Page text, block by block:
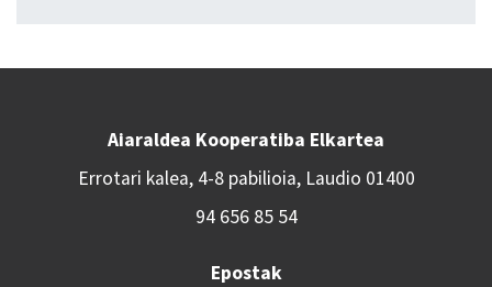
Aiaraldea Kooperatiba Elkartea
Errotari kalea, 4-8 pabilioia, Laudio 01400
94 656 85 54
Epostak